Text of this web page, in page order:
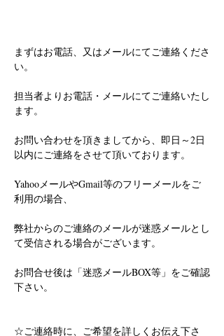
まずはお電話、又はメールにてご連絡くださ
い。
担当者よりお電話・メールにてご連絡いたし
ます。
お問い合わせを頂きましてから、即日～2日
以内にご連絡をさせて頂いております。
YahooメールやGmail等のフリーメールをご
利用の場合、
弊社からのご連絡のメールが迷惑メールとし
て受信される場合がございます。
お問合せ後は「迷惑メールBOX等」をご確認
下さい。
☆ご連絡時に、ご希望を詳しくお伝え下さ